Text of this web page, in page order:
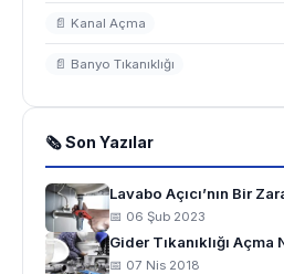
📄 Kanal Açma
📄 Banyo Tıkanıklığı
🗞 Son Yazılar
Lavabo Açıcı’nın Bir
📅 06 Şub 2023
Gider Tıkanıklığı Açma
📅 07 Nis 2018